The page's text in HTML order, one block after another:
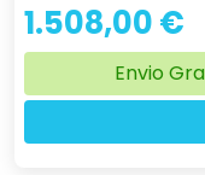
1.508,00 €
Envio